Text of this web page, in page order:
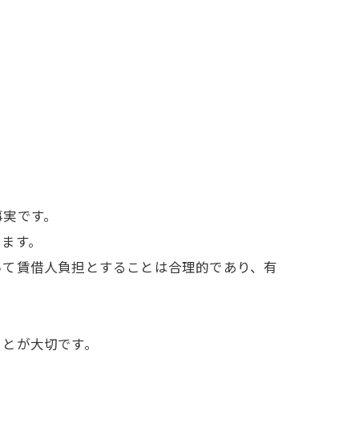
です。
す。
賃借人負担とすることは合理的であり、有
が大切です。